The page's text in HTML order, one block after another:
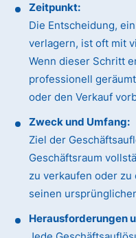
Zeitpunkt:
Die Entscheidung,
verlagern, ist oft mit
Wenn dieser Schritt
professionell
oder den Verkauf
Zweck und Umfang:
Ziel der
Geschäftsraum
zu verkaufen oder zu
seinen
Herausforderungen